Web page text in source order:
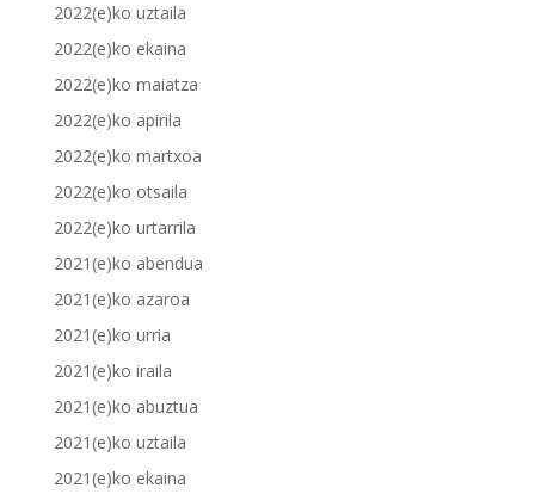
2022(e)ko uztaila
2022(e)ko ekaina
2022(e)ko maiatza
2022(e)ko apirila
2022(e)ko martxoa
2022(e)ko otsaila
2022(e)ko urtarrila
2021(e)ko abendua
2021(e)ko azaroa
2021(e)ko urria
2021(e)ko iraila
2021(e)ko abuztua
2021(e)ko uztaila
2021(e)ko ekaina